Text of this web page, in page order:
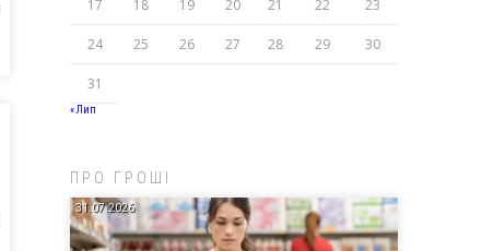
17 18 19 20 21 22 23
24 25 26 27 28 29 30
31
« Лип
ПРО ГРОШІ
31.07.2026